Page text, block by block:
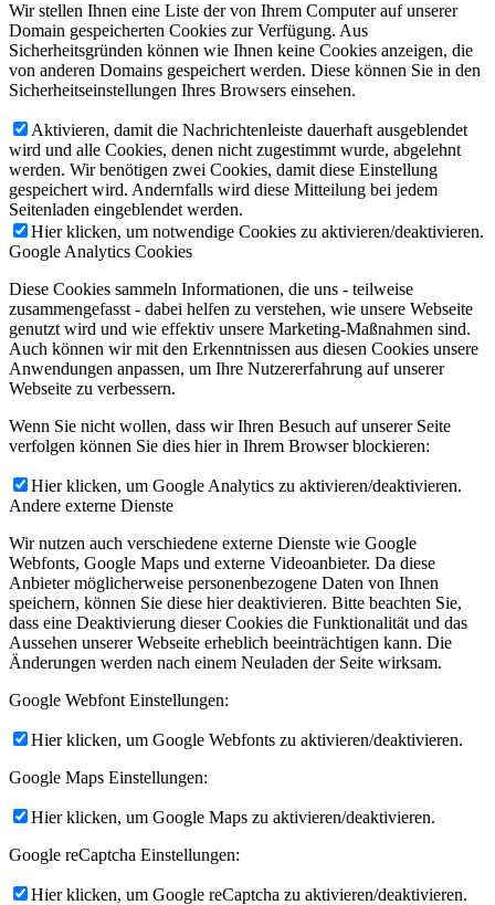
Wir stellen Ihnen eine Liste der von Ihrem Computer auf unserer
Domain gespeicherten Cookies zur Verfügung. Aus
Sicherheitsgründen können wie Ihnen keine Cookies anzeigen, die
von anderen Domains gespeichert werden. Diese können Sie in den
Sicherheitseinstellungen Ihres Browsers einsehen.
Aktivieren, damit die Nachrichtenleiste dauerhaft ausgeblendet
wird und alle Cookies, denen nicht zugestimmt wurde, abgelehnt
werden. Wir benötigen zwei Cookies, damit diese Einstellung
gespeichert wird. Andernfalls wird diese Mitteilung bei jedem
Seitenladen eingeblendet werden.
Hier klicken, um notwendige Cookies zu aktivieren/deaktivieren.
Google Analytics Cookies
Diese Cookies sammeln Informationen, die uns - teilweise
zusammengefasst - dabei helfen zu verstehen, wie unsere Webseite
genutzt wird und wie effektiv unsere Marketing-Maßnahmen sind.
Auch können wir mit den Erkenntnissen aus diesen Cookies unsere
Anwendungen anpassen, um Ihre Nutzererfahrung auf unserer
Webseite zu verbessern.
Wenn Sie nicht wollen, dass wir Ihren Besuch auf unserer Seite
verfolgen können Sie dies hier in Ihrem Browser blockieren:
Hier klicken, um Google Analytics zu aktivieren/deaktivieren.
Andere externe Dienste
Wir nutzen auch verschiedene externe Dienste wie Google
Webfonts, Google Maps und externe Videoanbieter. Da diese
Anbieter möglicherweise personenbezogene Daten von Ihnen
speichern, können Sie diese hier deaktivieren. Bitte beachten Sie,
dass eine Deaktivierung dieser Cookies die Funktionalität und das
Aussehen unserer Webseite erheblich beeinträchtigen kann. Die
Änderungen werden nach einem Neuladen der Seite wirksam.
Google Webfont Einstellungen:
Hier klicken, um Google Webfonts zu aktivieren/deaktivieren.
Google Maps Einstellungen:
Hier klicken, um Google Maps zu aktivieren/deaktivieren.
Google reCaptcha Einstellungen:
Hier klicken, um Google reCaptcha zu aktivieren/deaktivieren.